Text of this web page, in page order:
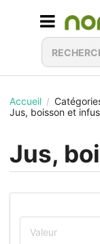
Accueil /
Jus, boisson et
Jus,